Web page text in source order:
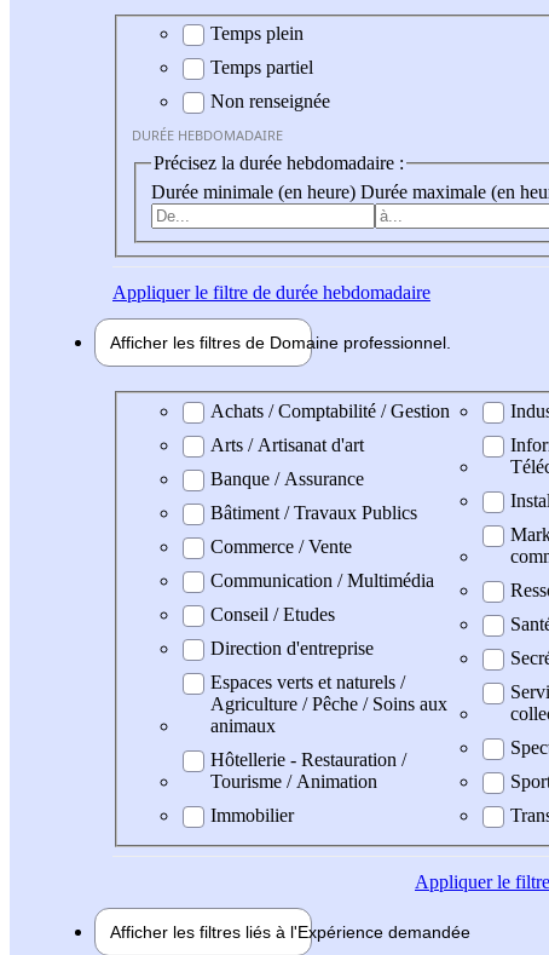
Durée hebdomadaire
Temps plein
Temps partiel
Non renseignée
DURÉE HEBDOMADAIRE
Précisez la durée hebdomadaire :
Durée minimale (en heure) Durée maximale (en
Appliquerle filtre de durée hebdomadaire
Afficher les filtres de Domaine professionnel
Domaine professionel
Achats / Comptabilité / Gestion
Arts / Artisanat d'art
Banque / Assurance
Bâtiment / Travaux Publics
Commerce / Vente
Communication / Multimédia
Conseil / Etudes
Direction d'entreprise
Espaces verts et naturels /
Agriculture / Pêche / Soins aux
animaux
Hôtellerie - Restauration /
Tourisme / Animation
Immobilier
Appliquerle filtre
Afficher les filtres liés à l'Expérience demandée